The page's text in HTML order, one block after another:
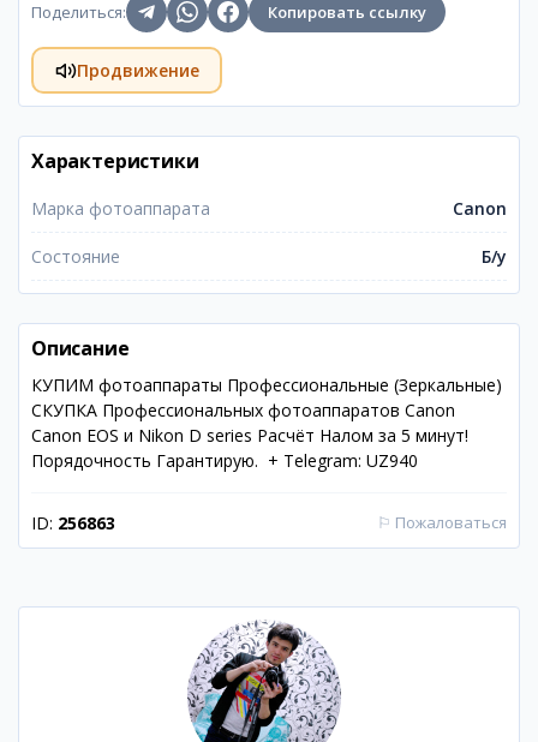
Поделиться: Копировать ссылку
Продвижение
Характеристики
Марка фотоаппарата Canon
Состояние Б/у
Описание
КУПИМ фотоаппараты Профессиональные (Зеркальные)
СКУПКА Профессиональных фотоаппаратов Canon
Canon EOS и Nikon D series Расчёт Налом за 5 минут!
Порядочность Гарантирую. ️ + Telеgram: UZ940
ID: 256863 ⚐ Пожаловаться